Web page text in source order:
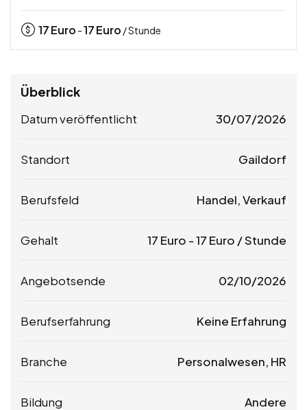
17Euro -17Euro / Stunde
Überblick
Datum veröffentlicht 30/07/2026
Standort Gaildorf
Berufsfeld Handel, Verkauf
Gehalt 17 Euro -17 Euro / Stunde
Angebotsende 02/10/2026
Berufserfahrung Keine Erfahrung
Branche Personalwesen, HR
Bildung Andere